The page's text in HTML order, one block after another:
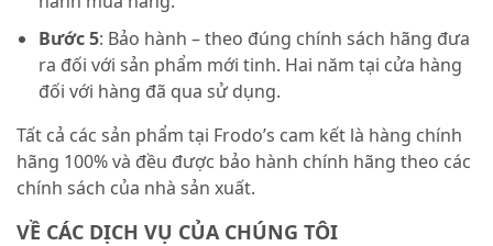
Bước 5: Bảo hành – theo đúng chính sách hãng đưa
ra đối với sản phẩm mới tinh. Hai năm tại cửa hàng
đối với hàng đã qua sử dụng.
Tất cả các sản phẩm tại Frodo’s cam kết là hàng chính
hãng 100% và đều được bảo hành chính hãng theo các
chính sách của nhà sản xuất.
VỀ CÁC DỊCH VỤ CỦA CHÚNG TÔI